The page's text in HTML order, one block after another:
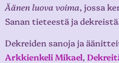
Äänen luova voima, jossa
Sanan tieteestä ja
Dekreiden sanoja ja
Arkkienkeli Mikael,